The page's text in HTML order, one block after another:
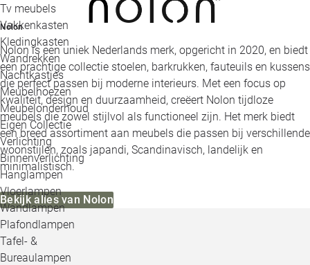
Tv meubels
Vakkenkasten
Kledingkasten
Wandrekken
Nachtkastjes
Meubelhoezen
Meubelonderhoud
Eigen Collectie
Verlichting
Binnenverlichting
Hanglampen
Vloerlampen
Wandlampen
Plafondlampen
Tafel- &
Bureaulampen
Nolon
Nolon is een uniek Nederlands merk, opgericht in 2020, en biedt
een prachtige collectie stoelen, barkrukken, fauteuils en kussens
die perfect passen bij moderne interieurs. Met een focus op
kwaliteit, design en duurzaamheid, creëert Nolon tijdloze
meubels die zowel stijlvol als functioneel zijn. Het merk biedt
een breed assortiment aan meubels die passen bij verschillende
woonstijlen, zoals japandi, Scandinavisch, landelijk en
minimalistisch.
Bekijk alles van Nolon